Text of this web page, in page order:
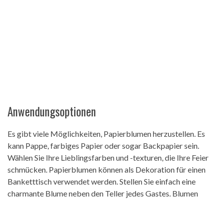
Anwendungsoptionen
Es gibt viele Möglichkeiten, Papierblumen herzustellen. Es
kann Pappe, farbiges Papier oder sogar Backpapier sein.
Wählen Sie Ihre Lieblingsfarben und -texturen, die Ihre Feier
schmücken. Papierblumen können als Dekoration für einen
Banketttisch verwendet werden. Stellen Sie einfach eine
charmante Blume neben den Teller jedes Gastes. Blumen